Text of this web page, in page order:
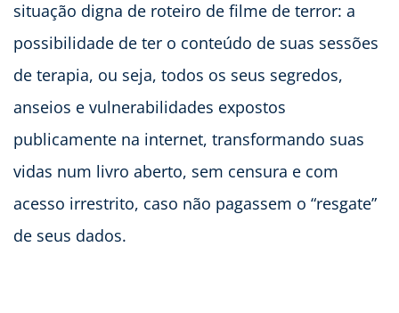
situação digna de roteiro de filme de terror: a
possibilidade de ter o conteúdo de suas sessões
de terapia, ou seja, todos os seus segredos,
anseios e vulnerabilidades expostos
publicamente na internet, transformando suas
vidas num livro aberto, sem censura e com
acesso irrestrito, caso não pagassem o “resgate”
de seus dados.